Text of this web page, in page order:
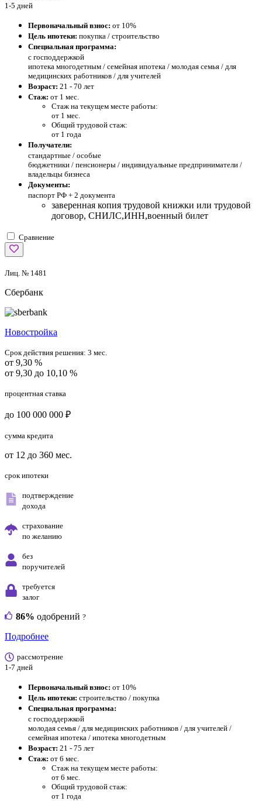
1-5 дней
Первоначальный взнос: от 10%
Цель ипотеки: покупка / строительство
Специальная программа:
с господдержкой
ипотека многодетным / семейная ипотека / молодая семья / для
медицинских работников / для учителей
Возраст: 21 - 70 лет
Стаж: от 1 мес.
Стаж на текущем месте работы:
от 1 мес.
Общий трудовой стаж:
от 1 года
Получатели:
стандартные / особые
бюджетники / пенсионеры / индивидуальные предприниматели /
владельцы бизнеса
Документы:
паспорт РФ + 2 документа
заверенная копия трудовой книжки или трудовой
договор, СНИЛС,ИНН,военный билет
Сравнение
Лиц. № 1481
Сбербанк
Новостройка
Срок действия решения: 3 мес.
от 9,30 %
от 9,30 до 10,10 %
процентная ставка
до 100 000 000 ₽
сумма кредита
от 12 до 360 мес.
срок ипотеки
подтверждение
дохода
страхование
по желанию
без
поручителей
требуется
залог
86% одобрений ?
Подробнее
рассмотрение
1-7 дней
Первоначальный взнос: от 10%
Цель ипотеки: строительство / покупка
Специальная программа:
с господдержкой
молодая семья / для медицинских работников / для учителей /
семейная ипотека / ипотека многодетным
Возраст: 21 - 75 лет
Стаж: от 6 мес.
Стаж на текущем месте работы:
от 6 мес.
Общий трудовой стаж:
от 1 года